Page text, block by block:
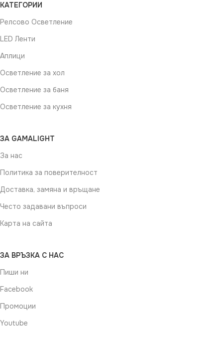
КАТЕГОРИИ
Релсово Осветление
LED Ленти
Аплици
Осветление за хол
Осветление за баня
Осветление за кухня
ЗА GAMALIGHT
За нас
Политика за поверителност
Доставка, замяна и връщане
Често задавани въпроси
Карта на сайта
ЗА ВРЪЗКА С НАС
Пиши ни
Facebook
Промоции
Youtube